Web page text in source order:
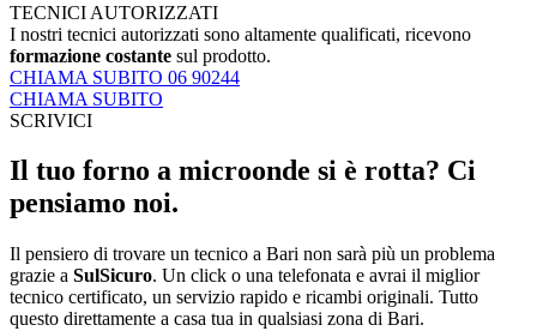
TECNICI AUTORIZZATI
I nostri tecnici autorizzati sono altamente qualificati, ricevono
formazione costante sul prodotto.
CHIAMA SUBITO 06 90244
CHIAMA SUBITO
SCRIVICI
Il tuo forno a microonde si è rotta? Ci
pensiamo noi.
Il pensiero di trovare un tecnico a Bari non sarà più un problema
grazie a SulSicuro. Un click o una telefonata e avrai il miglior
tecnico certificato, un servizio rapido e ricambi originali. Tutto
questo direttamente a casa tua in qualsiasi zona di Bari.